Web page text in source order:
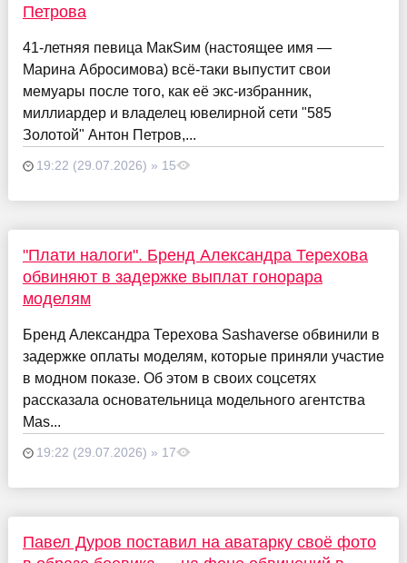
Петрова
41-летняя певица МакSим (настоящее имя —
Марина Абросимова) всё-таки выпустит свои
мемуары после того, как её экс-избранник,
миллиардер и владелец ювелирной сети "585
Золотой" Антон Петров,...
19:22 (29.07.2026) » 15
"Плати налоги". Бренд Александра Терехова
обвиняют в задержке выплат гонорара
моделям
Бренд Александра Терехова Sashaverse обвинили в
задержке оплаты моделям, которые приняли участие
в модном показе. Об этом в своих соцсетях
рассказала основательница модельного агентства
Mas...
19:22 (29.07.2026) » 17
Павел Дуров поставил на аватарку своё фото